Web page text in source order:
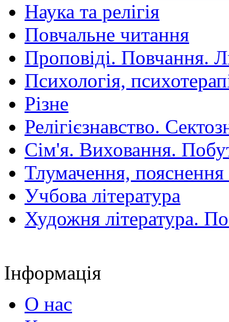
Наука та релігія
Повчальне читання
Проповіді. Повчання.
Психологія,
Різне
Релігієзнавство.
Сім'я. Виховання.
Тлумачення,
Учбова література
Художня література.
Інформація
О нас